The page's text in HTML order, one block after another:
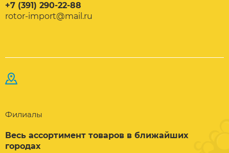
+7 (391) 290-22-88
rotor-import@mail.ru
Филиалы
Весь ассортимент товаров в ближайших
городах